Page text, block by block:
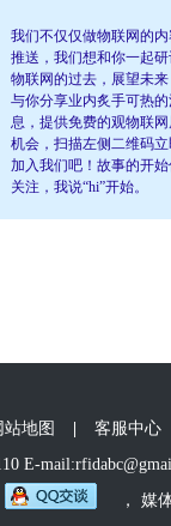
我们不仅仅做物联网的
推送，我们想和你一起
物联网的过去，展望未来
与你分享业内炙手可热
息，提供免费的观物联网
机会，扫描左侧二维码立
加入我们吧！故事的开
关注，我说“hi”开始。
站地图
客服中心
E-
， 媒